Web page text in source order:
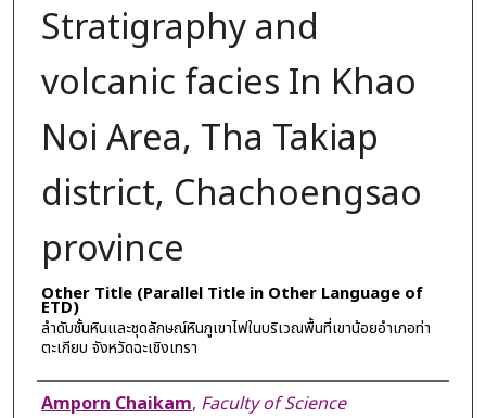
Stratigraphy and
volcanic facies In Khao
Noi Area, Tha Takiap
district, Chachoengsao
province
Other Title (Parallel Title in Other Language of
ETD)
ลำดับชั้นหินและชุดลักษณ์หินภูเขาไฟในบริเวณพื้นที่เขาน้อยอำเภอท่า
ตะเกียบ จังหวัดฉะเชิงเทรา
Author
Amporn Chaikam, Faculty of Science